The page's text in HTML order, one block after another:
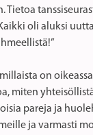
Tietoa
oli aluksi
on
miten
pareja ja
ja varmasti